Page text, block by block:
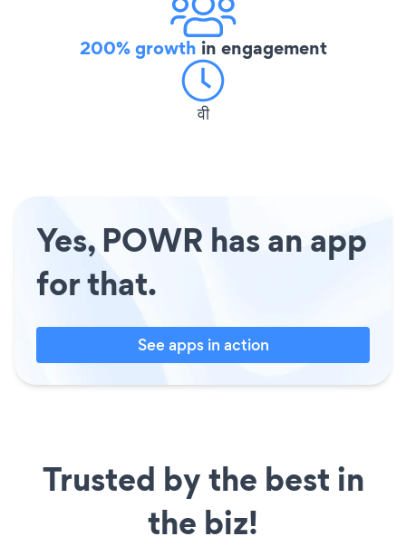
200% growth in engagement
वी
Yes, POWR has an app
for that.
See apps in action
Trusted by the best in
the biz!